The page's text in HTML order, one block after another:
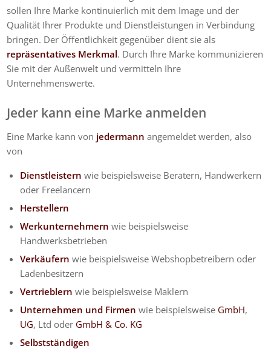
sollen Ihre Marke kontinuierlich mit dem Image und der
Qualität Ihrer Produkte und Dienstleistungen in Verbindung
bringen. Der Öffentlichkeit gegenüber dient sie als
repräsentatives Merkmal. Durch Ihre Marke kommunizieren
Sie mit der Außenwelt und vermitteln Ihre
Unternehmenswerte.
Jeder kann eine Marke anmelden
Eine Marke kann von jedermann angemeldet werden, also
von
Dienstleistern wie beispielsweise Beratern, Handwerkern
oder Freelancern
Herstellern
Werkunternehmern wie beispielsweise
Handwerksbetrieben
Verkäufern wie beispielsweise Webshopbetreibern oder
Ladenbesitzern
Vertrieblernwie beispielsweise Maklern
Unternehmen und Firmen wie beispielsweise GmbH,
UG, Ltd oder GmbH & Co. KG
Selbstständigen